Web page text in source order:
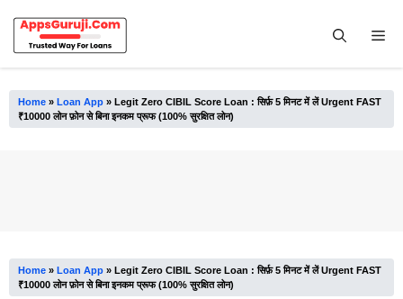
content
Home » Loan App » Legit Zero CIBIL Score Loan : सिर्फ़ 5 मिनट में लें Urgent FAST
₹10000 लोन फ़ोन से बिना इनकम प्रूफ (100% सुरक्षित लोन)
Home » Loan App » Legit Zero CIBIL Score Loan : सिर्फ़ 5 मिनट में लें Urgent FAST
₹10000 लोन फ़ोन से बिना इनकम प्रूफ (100% सुरक्षित लोन)